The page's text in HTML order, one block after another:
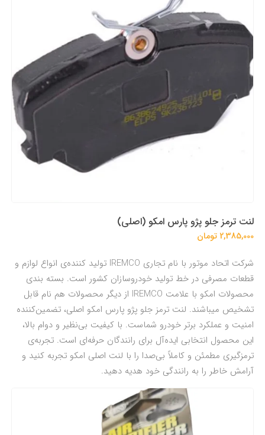
لنت ترمز جلو پژو پارس امکو (اصلی)
2,385,000 تومان
شرکت اتحاد موتور با نام تجاری IREMCO تولید کننده‌ی انواع لوازم و
قطعات مصرفی در خط تولید خودروسازان کشور است. بسته بندی
محصولات امکو با علامت IREMCO از دیگر محصولات هم نام قابل
تشخیص میباشند. لنت ترمز جلو پژو پارس امکو اصلی، تضمین‌کننده
امنیت و عملکرد برتر خودرو شماست. با کیفیت بی‌نظیر و دوام بالا،
این محصول انتخابی ایده‌آل برای رانندگان حرفه‌ای است. تجربه‌ی
ترمزگیری مطمئن و کاملاً بی‌صدا را با لنت اصلی امکو تجربه کنید و
آرامش خاطر را به رانندگی خود هدیه دهید.